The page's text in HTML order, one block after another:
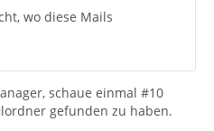
wo diese Mails
schaue einmal #10
gefunden zu haben.